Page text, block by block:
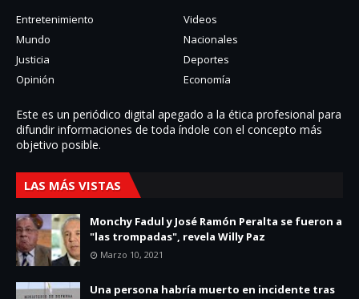
Entretenimiento
Videos
Mundo
Nacionales
Justicia
Deportes
Opinión
Economía
Este es un periódico digital apegado a la ética profesional para
difundir informaciones de toda í­ndole con el concepto más
objetivo posible.
LAS MÁS VISTAS
Monchy Fadul y José Ramón Peralta se fueron a
"las trompadas", revela Willy Paz
Marzo 10, 2021
Una persona habría muerto en incidente tras